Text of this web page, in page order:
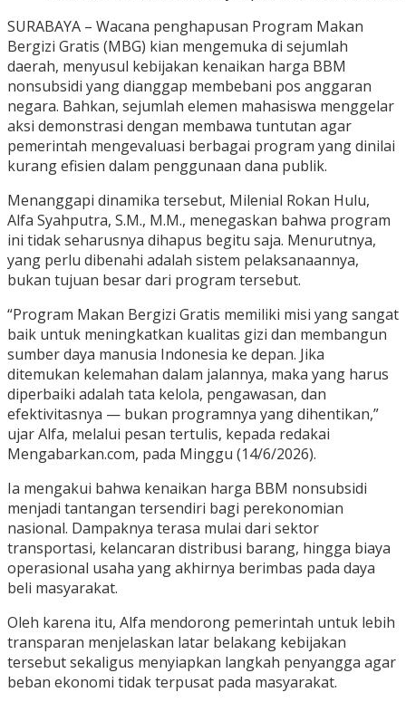
SURABAYA – Wacana penghapusan Program Makan
Bergizi Gratis (MBG) kian mengemuka di sejumlah
daerah, menyusul kebijakan kenaikan harga BBM
nonsubsidi yang dianggap membebani pos anggaran
negara. Bahkan, sejumlah elemen mahasiswa menggelar
aksi demonstrasi dengan membawa tuntutan agar
pemerintah mengevaluasi berbagai program yang dinilai
kurang efisien dalam penggunaan dana publik.
Menanggapi dinamika tersebut, Milenial Rokan Hulu,
Alfa Syahputra, S.M., M.M., menegaskan bahwa program
ini tidak seharusnya dihapus begitu saja. Menurutnya,
yang perlu dibenahi adalah sistem pelaksanaannya,
bukan tujuan besar dari program tersebut.
“Program Makan Bergizi Gratis memiliki misi yang sangat
baik untuk meningkatkan kualitas gizi dan membangun
sumber daya manusia Indonesia ke depan. Jika
ditemukan kelemahan dalam jalannya, maka yang harus
diperbaiki adalah tata kelola, pengawasan, dan
efektivitasnya — bukan programnya yang dihentikan,”
ujar Alfa, melalui pesan tertulis, kepada redakai
Mengabarkan.com, pada Minggu (14/6/2026).
Ia mengakui bahwa kenaikan harga BBM nonsubsidi
menjadi tantangan tersendiri bagi perekonomian
nasional. Dampaknya terasa mulai dari sektor
transportasi, kelancaran distribusi barang, hingga biaya
operasional usaha yang akhirnya berimbas pada daya
beli masyarakat.
Oleh karena itu, Alfa mendorong pemerintah untuk lebih
transparan menjelaskan latar belakang kebijakan
tersebut sekaligus menyiapkan langkah penyangga agar
beban ekonomi tidak terpusat pada masyarakat.